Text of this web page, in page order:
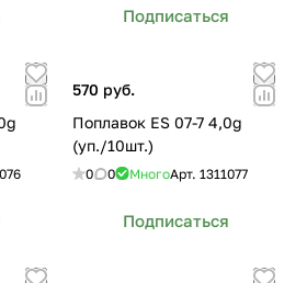
Подписаться
570 руб.
Поплавок ES 07-7 4,0g
(уп./10шт.)
0 0 МногоАрт. 1311077
Подписаться